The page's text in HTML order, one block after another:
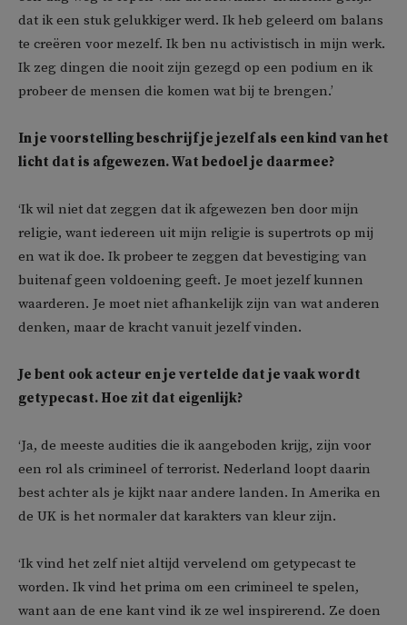
dat ik een stuk gelukkiger werd. Ik heb geleerd om balans
te creëren voor mezelf. Ik ben nu activistisch in mijn werk.
Ik zeg dingen die nooit zijn gezegd op een podium en ik
probeer de mensen die komen wat bij te brengen.’
In je voorstelling beschrijf je jezelf als een kind van het
licht dat is afgewezen. Wat bedoel je daarmee?
‘Ik wil niet dat zeggen dat ik afgewezen ben door mijn
religie, want iedereen uit mijn religie is supertrots op mij
en wat ik doe. Ik probeer te zeggen dat bevestiging van
buitenaf geen voldoening geeft. Je moet jezelf kunnen
waarderen. Je moet niet afhankelijk zijn van wat anderen
denken, maar de kracht vanuit jezelf vinden.
Je bent ook acteur en je vertelde dat je vaak wordt
getypecast. Hoe zit dat eigenlijk?
‘Ja, de meeste audities die ik aangeboden krijg, zijn voor
een rol als crimineel of terrorist. Nederland loopt daarin
best achter als je kijkt naar andere landen. In Amerika en
de UK is het normaler dat karakters van kleur zijn.
‘Ik vind het zelf niet altijd vervelend om getypecast te
worden. Ik vind het prima om een crimineel te spelen,
want aan de ene kant vind ik ze wel inspirerend. Ze doen